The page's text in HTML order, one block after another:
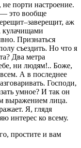
порти настроение.
— это вообще
аж
кулачищами
Признаться
съездить. Но что я
Два метра
ни людям!.. Боже,
А в последнее
Господи,
умное? И так он
выражением лица.
Я, глядя
интерес ко всему.
простите и вам